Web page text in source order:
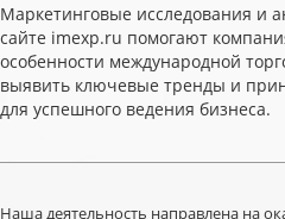
Маркетинговые исследования и
сайте imexp.ru помогают
особенности международной
выявить ключевые тренды и
для успешного ведения бизнеса.
Наша деятельность направлена на